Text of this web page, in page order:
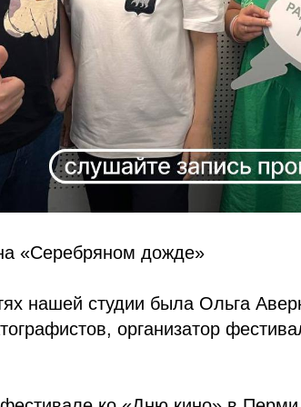
«Серебряном дожде»
нашей студии была Ольга
организатор